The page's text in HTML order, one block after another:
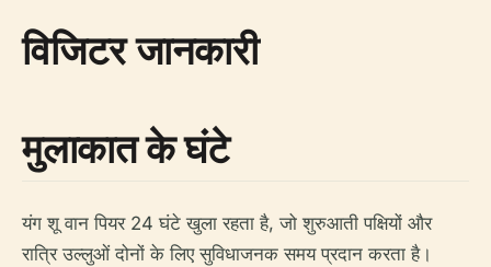
विजिटर जानकारी
मुलाकात के घंटे
यंग शू वान पियर 24 घंटे खुला रहता है, जो शुरुआती पक्षियों और
रात्रि उल्लुओं दोनों के लिए सुविधाजनक समय प्रदान करता है।